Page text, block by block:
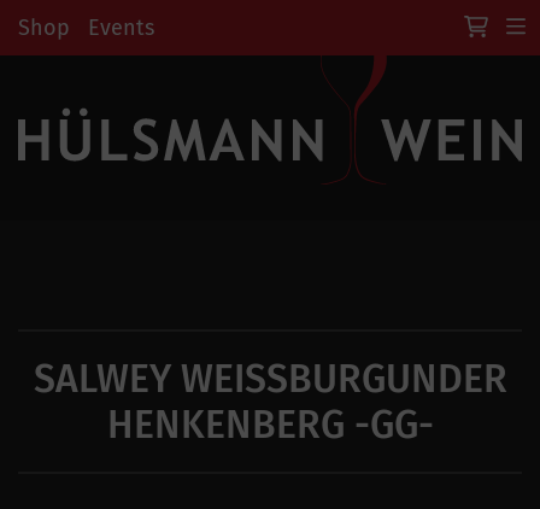
Shop Events
SALWEY WEISSBURGUNDER
HENKENBERG -GG-